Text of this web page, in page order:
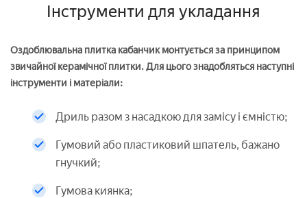
Інструменти для укладання
Оздоблювальна плитка кабанчик монтується за принципом
звичайної керамічної плитки. Для цього знадобляться наступні
інструменти і матеріали:
Дриль разом з насадкою для замісу і ємністю;
Гумовий або пластиковий шпатель, бажано
гнучкий;
Гумова киянка;